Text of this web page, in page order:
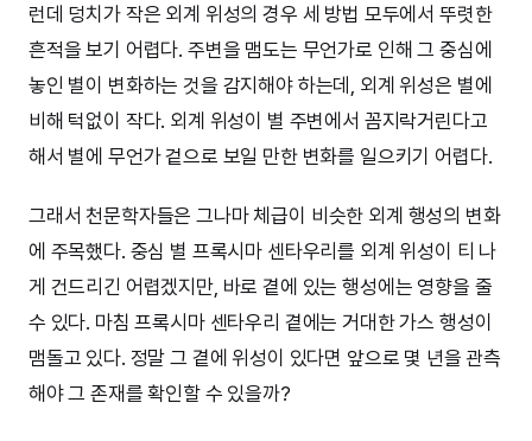
런데 덩치가 작은 외계 위성의 경우 세 방법 모두에서 뚜렷한
흔적을 보기 어렵다. 주변을 맴도는 무언가로 인해 그 중심에
놓인 별이 변화하는 것을 감지해야 하는데, 외계 위성은 별에
비해 턱없이 작다. 외계 위성이 별 주변에서 꼼지락거린다고
해서 별에 무언가 겉으로 보일 만한 변화를 일으키기 어렵다.
그래서 천문학자들은 그나마 체급이 비슷한 외계 행성의 변화
에 주목했다. 중심 별 프록시마 센타우리를 외계 위성이 티 나
게 건드리긴 어렵겠지만, 바로 곁에 있는 행성에는 영향을 줄
수 있다. 마침 프록시마 센타우리 곁에는 거대한 가스 행성이
맴돌고 있다. 정말 그 곁에 위성이 있다면 앞으로 몇 년을 관측
해야 그 존재를 확인할 수 있을까?